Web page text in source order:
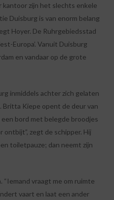
kantoor zijn het slechts enkele
Duisburg is van enorm belang
Hoyer. De Ruhrgebiedsstad
Europa’. Vanuit Duisburg
en vandaar op de grote
inmiddels achter zich gelaten
Kiepe opent de deur van
bord met belegde broodjes
ontbijt”, zegt de schipper. Hij
toiletpauze; dan neemt zijn
“Iemand vraagt me om ruimte
vaart en laat een ander